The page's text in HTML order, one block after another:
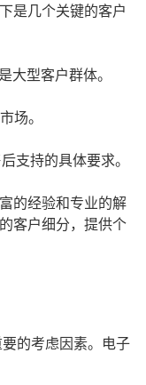
是几个关键的客户
大型客户群体。
场。
支持的具体要求。
的经验和专业的解
客户细分，提供个
的考虑因素。电子